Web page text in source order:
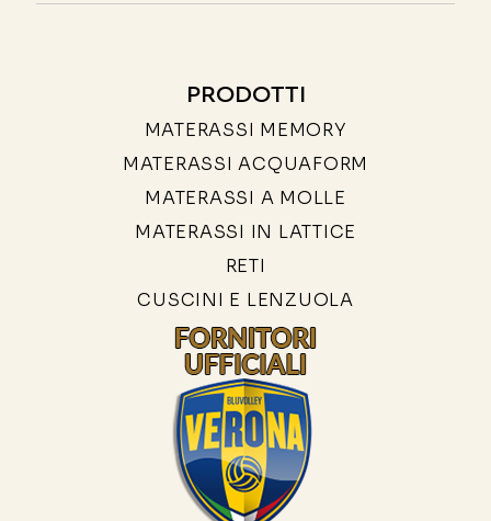
PRODOTTI
MATERASSI MEMORY
MATERASSI ACQUAFORM
MATERASSI A MOLLE
MATERASSI IN LATTICE
RETI
CUSCINI E LENZUOLA